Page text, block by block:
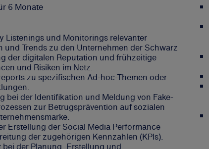
6 Monate
Listenings und Monitorings relevanter
und Trends zu den Unternehmen der Schwarz
der digitalen Reputation und frühzeitige
und Risiken im Netz.
zu spezifischen Ad-hoc-Themen oder
bei der Identifikation und Meldung von Fake-
zur Betrugsprävention auf sozialen
Erstellung der Social Media Performance
der zugehörigen Kennzahlen (KPIs).
bei der Planung, Erstellung und